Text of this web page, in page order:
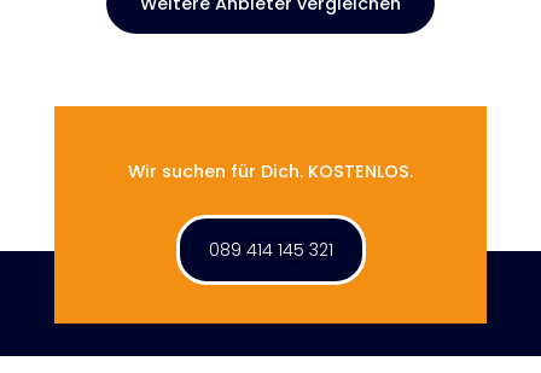
Wir suchen für Dich. KOSTENLOS.
089 414 145 321